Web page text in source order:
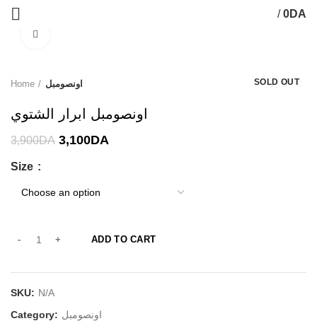
/ 0DA
SOLD OUT
Home اونصومبل
اونصومبل ابرار الشتوي
3,900DA 3,100DA
Size
ADD TO CART
SKU: N/A
Category: اونصومبل